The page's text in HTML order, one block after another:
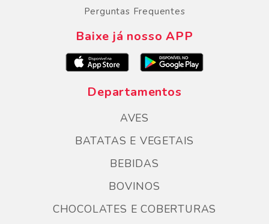
Perguntas Frequentes
Baixe já nosso APP
Departamentos
AVES
BATATAS E VEGETAIS
BEBIDAS
BOVINOS
CHOCOLATES E COBERTURAS